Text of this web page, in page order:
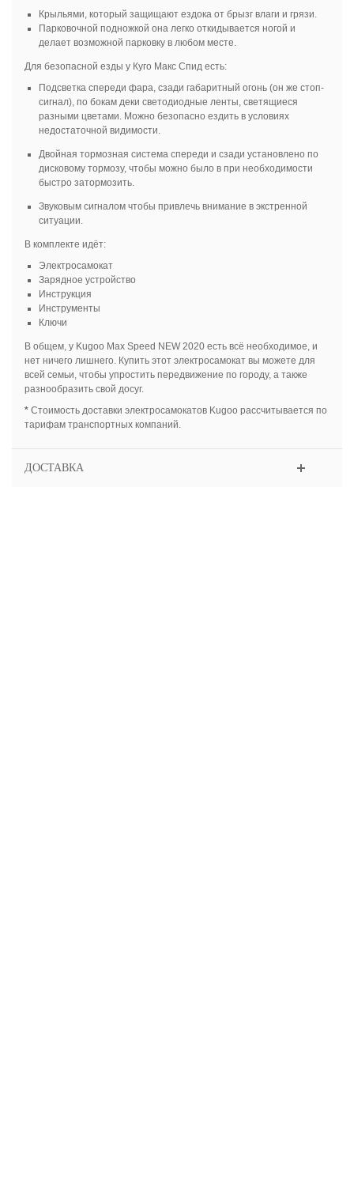
Крыльями, который защищают ездока от брызг влаги и грязи.
Парковочной подножкой она легко откидывается ногой и
делает возможной парковку в любом месте.
Для безопасной езды у Куго Макс Спид есть:
Подсветка спереди фара, сзади габаритный огонь (он же стоп-
сигнал), по бокам деки светодиодные ленты, светящиеся
разными цветами. Можно безопасно ездить в условиях
недостаточной видимости.
Двойная тормозная система спереди и сзади установлено по
дисковому тормозу, чтобы можно было в при необходимости
быстро затормозить.
Звуковым сигналом чтобы привлечь внимание в экстренной
ситуации.
В комплекте идёт:
Электросамокат
Зарядное устройство
Инструкция
Инструменты
Ключи
В общем, у Kugoo Max Speed NEW 2020 есть всё необходимое, и
нет ничего лишнего. Купить этот электросамокат вы можете для
всей семьи, чтобы упростить передвижение по городу, а также
разнообразить свой досуг.
* Стоимость доставки электросамокатов Kugoo рассчитывается по
тарифам транспортных компаний.
ДОСТАВКА